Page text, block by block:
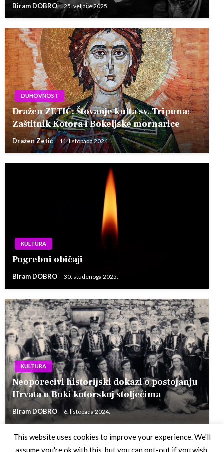
Biram DOBRO 25. veljače 2025.
DUHOVNOST
Dražen ZETIĆ: Štovanje kulta sv. Tripuna:
Zaštitnik Kotora i Bokeljske mornarice
Dražen Zetić 11. listopada 2024.
KULTURA
Pogrebni običaji
Biram DOBRO 30. studenoga 2025.
KULTURA
Neoporecivi historijski dokazi o postojanju
Hrvata u Boki kotorskoj stoljećima
Biram DOBRO 6. listopada 2024.
This website uses cookies to improve your experience. We'll
assume you're ok with this, but you can opt-out if you wish.